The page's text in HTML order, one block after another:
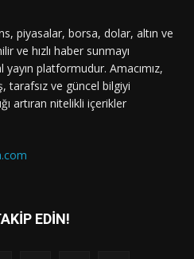
piyasalar, borsa, dolar, altın ve
ve hızlı haber sunmayı
platformudur. Amacımız,
tarafsız ve güncel bilgiyi
artıran nitelikli içerikler
EDİN!